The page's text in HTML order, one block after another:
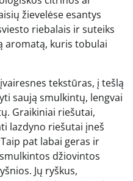
žievelėse esantys
riebalais ir suteiks
aromatą, kuris tobulai
tekstūras, į tešlą
saują smulkintų, lengvai
Graikiniai riešutai,
lazdyno riešutai įneš
pat labai geras ir
džiovintos
Jų ryškus,